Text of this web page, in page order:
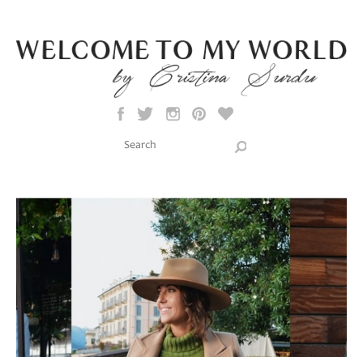
Search this site